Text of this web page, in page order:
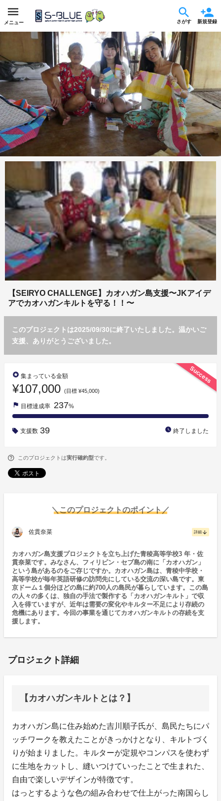
メニュー さがす 新規登録
【SEIRYO CHALLENGE】カオハガン島支援〜JKアイデ
アでカオハガンキルトを守る！！〜
このプロジェクトは2025/09/30に終了いたしました。温かいご
支援、ありがとうございました。
Success
stars 集まっている金額
¥107,000 (目標 ¥45,000)
flag 目標達成率 237%
支援数 39 watch_later 終了しました
このプロジェクトは実行確約型です。
＼このプロジェクトのポイント／
佐貫奈菜 詳細 arrow_downward
カオハガン島⽀援プロジェクトを⽴ち上げた⻘稜⾼等学校3 年・佐
貫奈菜です。みなさん、フィリピン・セブ島の南に「カオハガン」
という島があるのをご存じですか。カオハガン島は、⻘稜中学校・
⾼等学校が毎年英語研修の訪問先にしている交流の深い島です。東
京ドーム１個分ほどの島に約700⼈の島⺠が暮らしています。この島
の⼈々の多くは、独⾃の⼿法で製作する「カオハガンキルト」で収
⼊を得ていますが、近年は需要の変化やキルター不⾜により存続の
危機にあります。今回の事業を通じてカオハガンキルトの存続を⽀
援します。
プロジェクト詳細
【カオハガンキルトとは？】
カオハガン島に住み始めた吉川順⼦⽒が、島⺠たちにパ
ッチワークを教えたことがきっかけとなり、キルトづく
りが始まりました。キルターが定規やコンパスを使わず
に⽣地をカットし、縫いつけていったことで⽣まれた、
⾃由で楽しいデザインが特徴です。
はっとするような⾊の組み合わせで仕上がった南国らし